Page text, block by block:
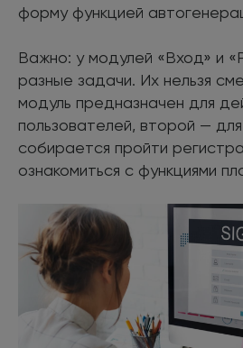
форму функцией
Важно: у модулей «Вход» и
разные задачи. Их нельзя
модуль предназначен для
пользователей, второй —
собирается пройти
ознакомиться с функциями